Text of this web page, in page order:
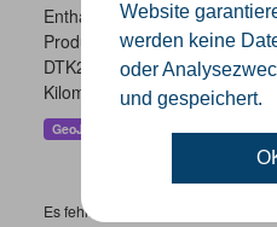
Website
werden keine
oder
und gespeichert.
Enthalten sind die Gitternetze/
Produkte: - DTK100 - DTK50 -
DTK25 - DOP10 - DGK5
Kilometerquadrat (GK3)...
GeoJSON WMS
Es fehlen spezifische